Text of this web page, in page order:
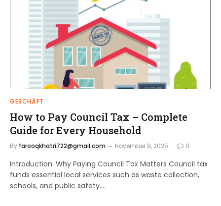
GESCHÄFT
How to Pay Council Tax – Complete
Guide for Every Household
By farooqkhatri722@gmail.com November 9, 2025 0
Introduction: Why Paying Council Tax Matters Council tax
funds essential local services such as waste collection,
schools, and public safety.…